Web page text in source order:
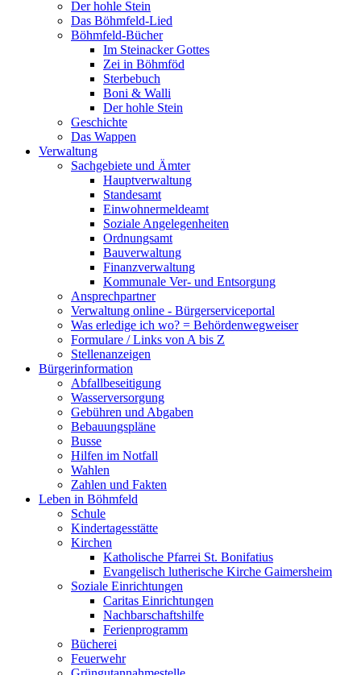
Der hohle Stein
Das Böhmfeld-Lied
Böhmfeld-Bücher
Im Steinacker Gottes
Zei in Böhmföd
Sterbebuch
Boni & Walli
Der hohle Stein
Geschichte
Das Wappen
Verwaltung
Sachgebiete und Ämter
Hauptverwaltung
Standesamt
Einwohnermeldeamt
Soziale Angelegenheiten
Ordnungsamt
Bauverwaltung
Finanzverwaltung
Kommunale Ver- und Entsorgung
Ansprechpartner
Verwaltung online - Bürgerserviceportal
Was erledige ich wo? = Behördenwegweiser
Formulare / Links von A bis Z
Stellenanzeigen
Bürgerinformation
Abfallbeseitigung
Wasserversorgung
Gebühren und Abgaben
Bebauungspläne
Busse
Hilfen im Notfall
Wahlen
Zahlen und Fakten
Leben in Böhmfeld
Schule
Kindertagesstätte
Kirchen
Katholische Pfarrei St. Bonifatius
Evangelisch lutherische Kirche Gaimersheim
Soziale Einrichtungen
Caritas Einrichtungen
Nachbarschaftshilfe
Ferienprogramm
Bücherei
Feuerwehr